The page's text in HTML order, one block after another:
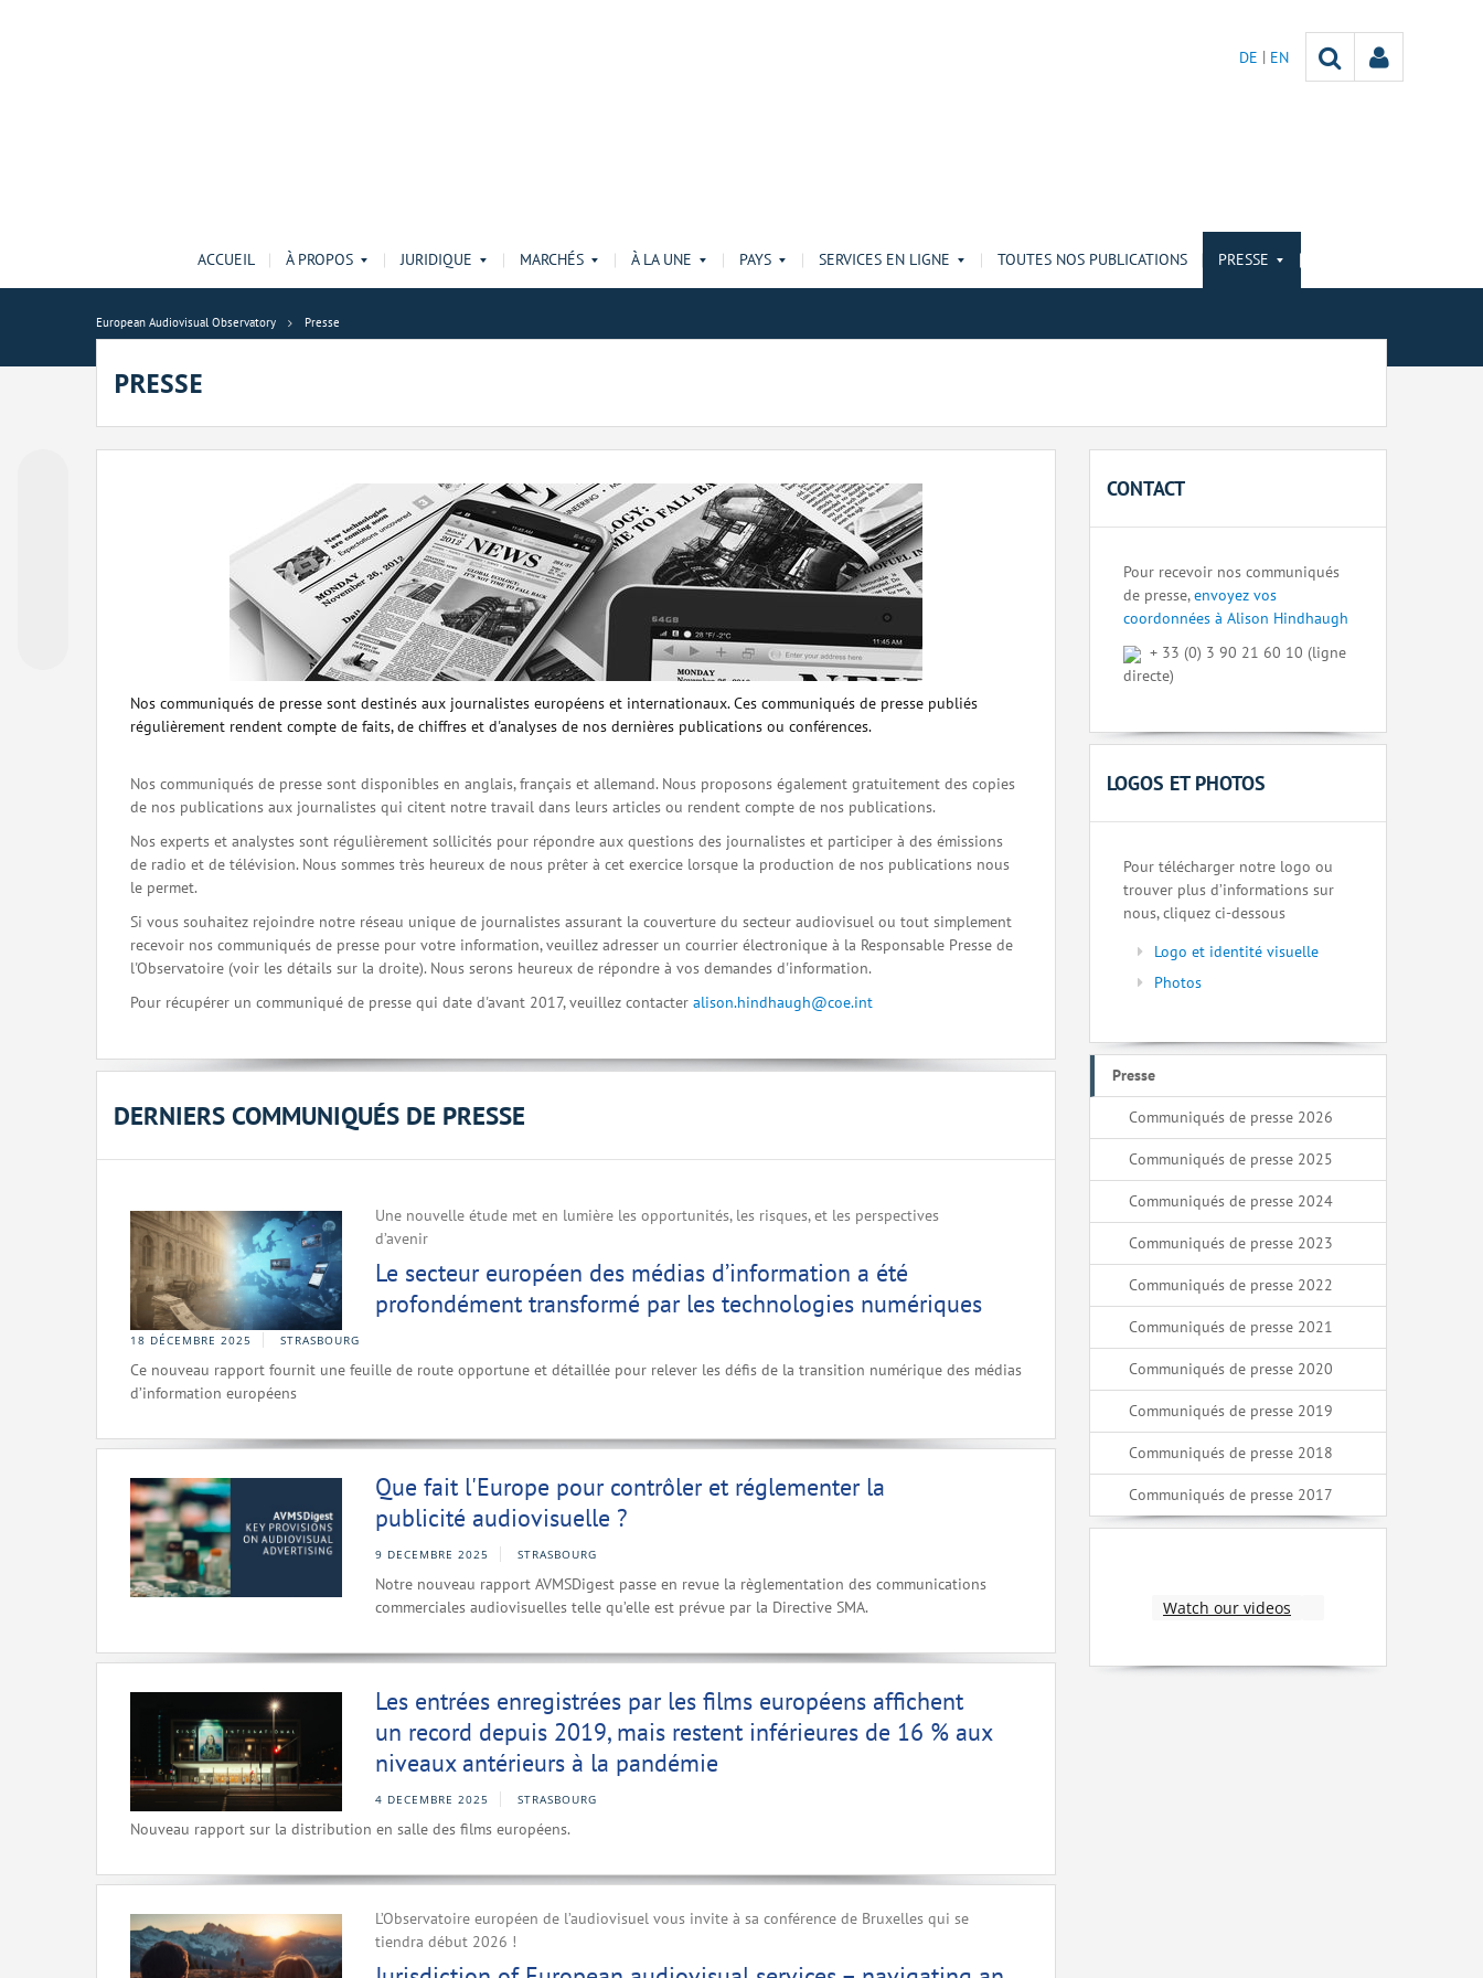
DE EN
ACCUEIL À PROPOS JURIDIQUE MARCHÉS À LA UNE PAYS SERVICES EN LIGNE TOUTES NOS PUBLICATIONS PRESSE
European Audiovisual Observatory Presse
PRESSE
Nos communiqués de presse sont destinés aux journalistes européens et internationaux. Ces communiqués de presse publiés
régulièrement rendent compte de faits, de chiffres et d'analyses de nos dernières publications ou conférences.
Nos communiqués de presse sont disponibles en anglais, français et allemand. Nous proposons également gratuitement des copies
de nos publications aux journalistes qui citent notre travail dans leurs articles ou rendent compte de nos publications.
Nos experts et analystes sont régulièrement sollicités pour répondre aux questions des journalistes et participer à des émissions
de radio et de télévision. Nous sommes très heureux de nous prêter à cet exercice lorsque la production de nos publications nous
le permet.
Si vous souhaitez rejoindre notre réseau unique de journalistes assurant la couverture du secteur audiovisuel ou tout simplement
recevoir nos communiqués de presse pour votre information, veuillez adresser un courrier électronique à la Responsable Presse de
l'Observatoire (voir les détails sur la droite). Nous serons heureux de répondre à vos demandes d'information.
Pour récupérer un communiqué de presse qui date d'avant 2017, veuillez contacter alison.hindhaugh@coe.int
DERNIERS COMMUNIQUÉS DE PRESSE
Une nouvelle étude met en lumière les opportunités, les risques, et les perspectives
d’avenir
Le secteur européen des médias d’information a été
profondément transformé par les technologies numériques
18 DÉCEMBRE 2025 STRASBOURG
Ce nouveau rapport fournit une feuille de route opportune et détaillée pour relever les défis de la transition numérique des médias
d’information européens
Que fait l'Europe pour contrôler et réglementer la
publicité audiovisuelle ?
9 DECEMBRE 2025 STRASBOURG
Notre nouveau rapport AVMSDigest passe en revue la règlementation des communications
commerciales audiovisuelles telle qu’elle est prévue par la Directive SMA.
Les entrées enregistrées par les films européens affichent
un record depuis 2019, mais restent inférieures de 16 % aux
niveaux antérieurs à la pandémie
4 DECEMBRE 2025 STRASBOURG
Nouveau rapport sur la distribution en salle des films européens.
L’Observatoire européen de l’audiovisuel vous invite à sa conférence de Bruxelles qui se
tiendra début 2026 !
CONTACT
Pour recevoir nos communiqués
de presse,envoyez vos
coordonnées à Alison Hindhaugh
+ 33 (0) 3 90 21 60 10 (ligne
directe)
LOGOS ET PHOTOS
Pour télécharger notre logo ou
trouver plus d’informations sur
nous, cliquez ci-dessous
Logo et identité visuelle
Photos
Presse
Communiqués de presse 2026
Communiqués de presse 2025
Communiqués de presse 2024
Communiqués de presse 2023
Communiqués de presse 2022
Communiqués de presse 2021
Communiqués de presse 2020
Communiqués de presse 2019
Communiqués de presse 2018
Communiqués de presse 2017
Watch our videos